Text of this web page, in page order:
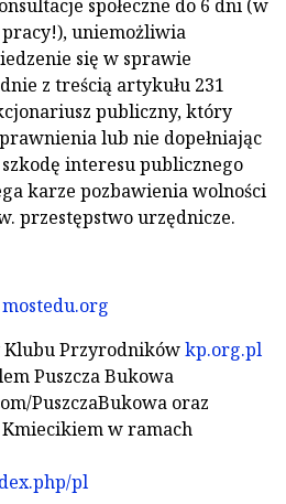
społeczne do 6 dni (w
uniemożliwia
się w sprawie
z treścią artykułu 231
publiczny, który
lub nie dopełniając
interesu publicznego
karze pozbawienia wolności
przestępstwo urzędnicze.
mostedu.org
Klubu Przyrodnikówkp.org.pl
Puszcza Bukowa
PuszczaBukowa oraz
w ramach
pl